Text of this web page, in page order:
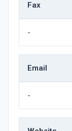
Fax
-
Email
-